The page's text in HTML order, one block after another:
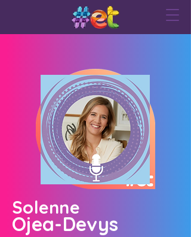
Solenne
Ojea-Devys